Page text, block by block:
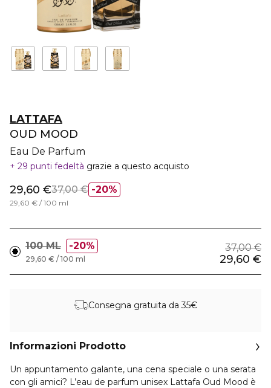
LATTAFA
OUD MOOD
Eau De Parfum
29 punti fedeltà grazie a questo acquisto
20%
29,60 €37,00 €
29,60 € / 100 ml
100 ML 20% 37,00 €
29,60 €
29,60 € / 100 ml
Consegna gratuita da 35€
Informazioni Prodotto
Un appuntamento galante, una cena speciale o una serata
con gli amici? L’eau de parfum unisex Lattafa Oud Mood è